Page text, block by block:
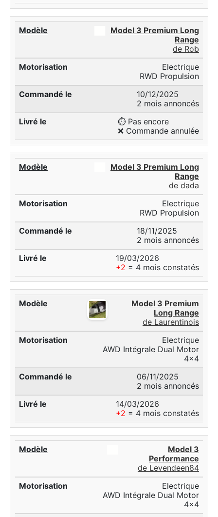
Model 3 Premium Long
Range
de Rob
Electrique
RWD Propulsion
10/12/2025
2 mois annoncés
⏱️ Pas encore
❌ Commande annulée
Model 3 Premium Long
Range
de dada
Electrique
RWD Propulsion
18/11/2025
2 mois annoncés
19/03/2026
+2 = 4 mois constatés
Model 3 Premium
Long Range
de Laurentinois
Electrique
AWD Intégrale Dual Motor
4x4
06/11/2025
2 mois annoncés
14/03/2026
+2 = 4 mois constatés
Model 3
Performance
de Levendeen84
Electrique
AWD Intégrale Dual Motor
4x4